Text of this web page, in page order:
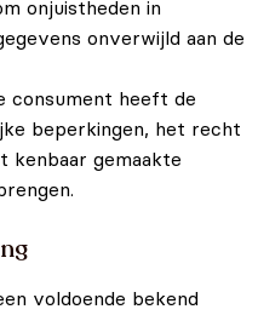
onjuistheden in
onverwijld aan de
consument heeft de
beperkingen, het recht
kenbaar gemaakte
voldoende bekend